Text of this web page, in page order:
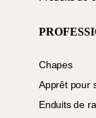
Chapes
Apprêt pour
Enduits de